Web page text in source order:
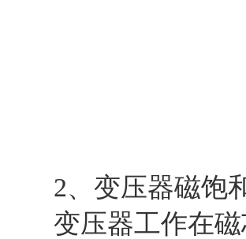
2、变压器磁饱
变压器工作在磁